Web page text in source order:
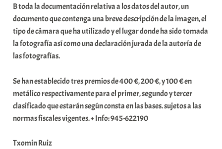
B toda la documentación relativa a los datos del autor, un
documento que contenga una breve descripción de la imagen, el
tipo de cámara que ha utilizado y el lugar donde ha sido tomada
la fotografía así como una declaración jurada de la autoría de
las fotografías.
Se han establecido tres premios de 400 €, 200 €, y 100 € en
metálico respectivamente para el primer, segundo y tercer
clasificado que estarán según consta en las bases. sujetos a las
normas fiscales vigentes. + Info: 945-622190
Txomin Ruiz